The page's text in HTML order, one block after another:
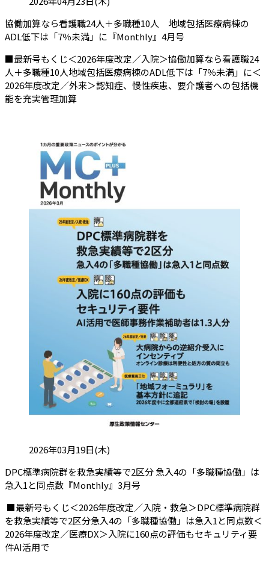
協働加算なら看護職24人＋多職種10人 地域包括医療病棟の
ADL低下は「7％未満」に『Monthly』4月号
■最新号もくじ＜2026年度改定／入院＞協働加算なら看護職24
人＋多職種10人地域包括医療病棟のADL低下は「7％未満」に＜
2026年度改定／外来＞認知症、慢性疾患、要介護者への包括機
能を充実管理加算
投稿日:2026年03月19日(木)
DPC標準病院群を救急実績等で2区分 急入4の「多職種協働」は
急入1と同点数『Monthly』3月号
■最新号もくじ＜2026年度改定／入院・救急＞DPC標準病院群
を救急実績等で2区分急入4の「多職種協働」は急入1と同点数＜
2026年度改定／医療DX＞入院に160点の評価もセキュリティ要
件AI活用で